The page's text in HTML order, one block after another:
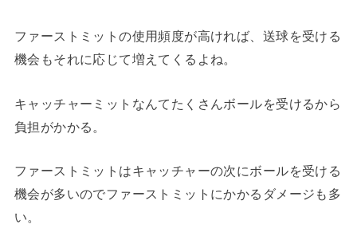
ファーストミットの使用頻度が高ければ、送球を受ける
機会もそれに応じて増えてくるよね。
キャッチャーミットなんてたくさんボールを受けるから
負担がかかる。
ファーストミットはキャッチャーの次にボールを受ける
機会が多いのでファーストミットにかかるダメージも多
い。